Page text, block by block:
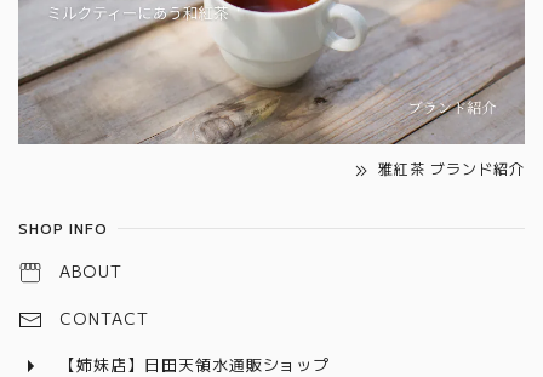
雅紅茶 ブランド紹介
SHOP INFO
ABOUT
CONTACT
【姉妹店】日田天領水通販ショップ